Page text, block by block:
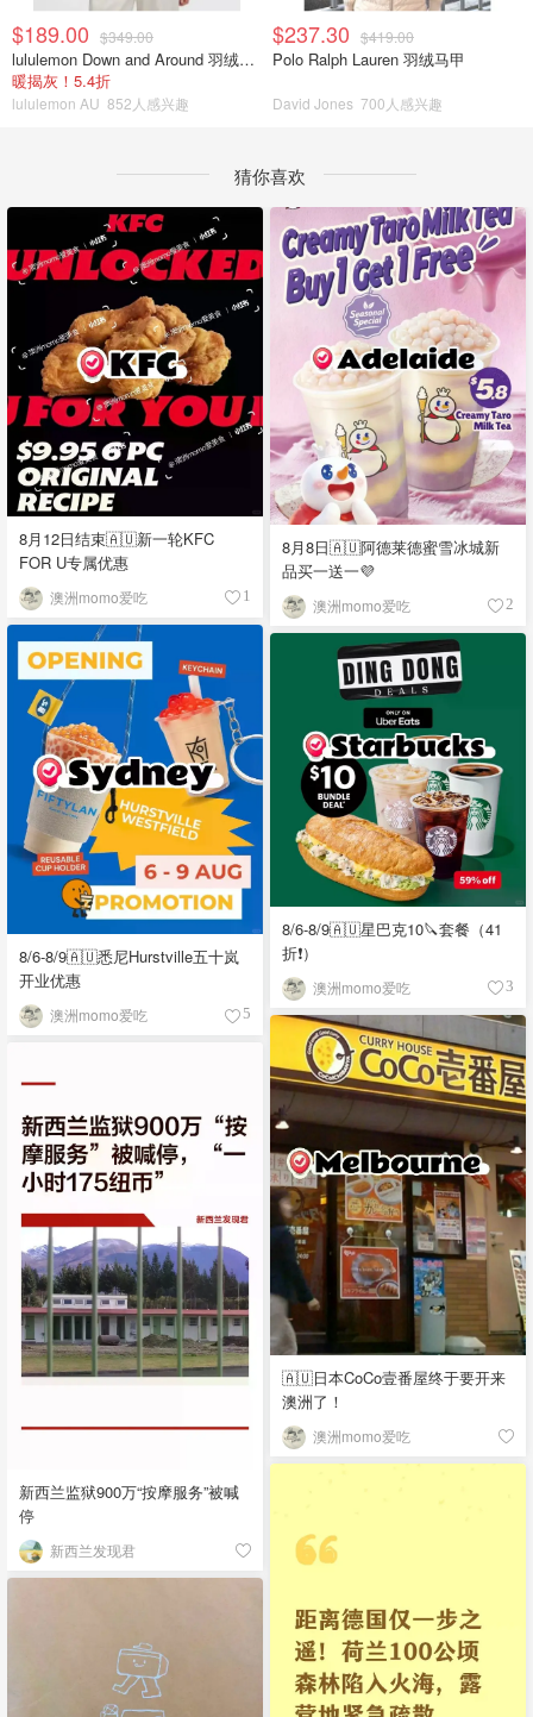
$189.00 $349.00
lululemon Down and Around 羽绒夹克
暖揭灰！5.4折
lululemon AU 852人感兴趣
$237.30 $419.00
Polo Ralph Lauren 羽绒马甲
David Jones 700人感兴趣
猜你喜欢
8月12日结束🇦🇺新一轮KFC
FOR U专属优惠
澳洲momo爱吃 1
8月8日🇦🇺阿德莱德蜜雪冰城新
品买一送一💜
澳洲momo爱吃 2
8/6-8/9🇦🇺悉尼Hurstville五十岚
开业优惠
澳洲momo爱吃 5
8/6-8/9🇦🇺星巴克10🔪套餐（41
折❗）
澳洲momo爱吃 3
🇦🇺日本CoCo壹番屋终于要开来
澳洲了！
澳洲momo爱吃
新西兰监狱900万“按摩服务”被喊
停
新西兰发现君